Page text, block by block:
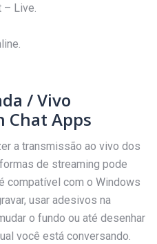
– Live.
/ Vivo
Chat Apps
a transmissão ao vivo dos
de streaming pode
compatível com o Windows
usar adesivos na
o fundo ou até desenhar
você está conversando.